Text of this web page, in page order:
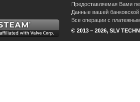
Предоставляемая Вами
Данные вашей
Все операции с
© 2013 – 2026, SLV